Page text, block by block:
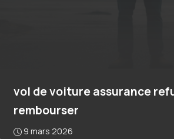
vol de voiture assurance
rembourser
9 mars 2026